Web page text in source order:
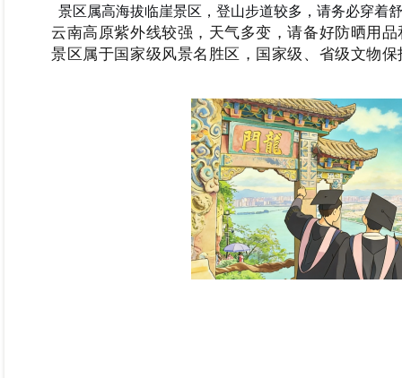
景区属高海拔临崖景区，登山步道较多，请务必穿着
云南高原紫外线较强，天气多变，请备好防晒用品
景区属于国家级风景名胜区，国家级、省级文物保